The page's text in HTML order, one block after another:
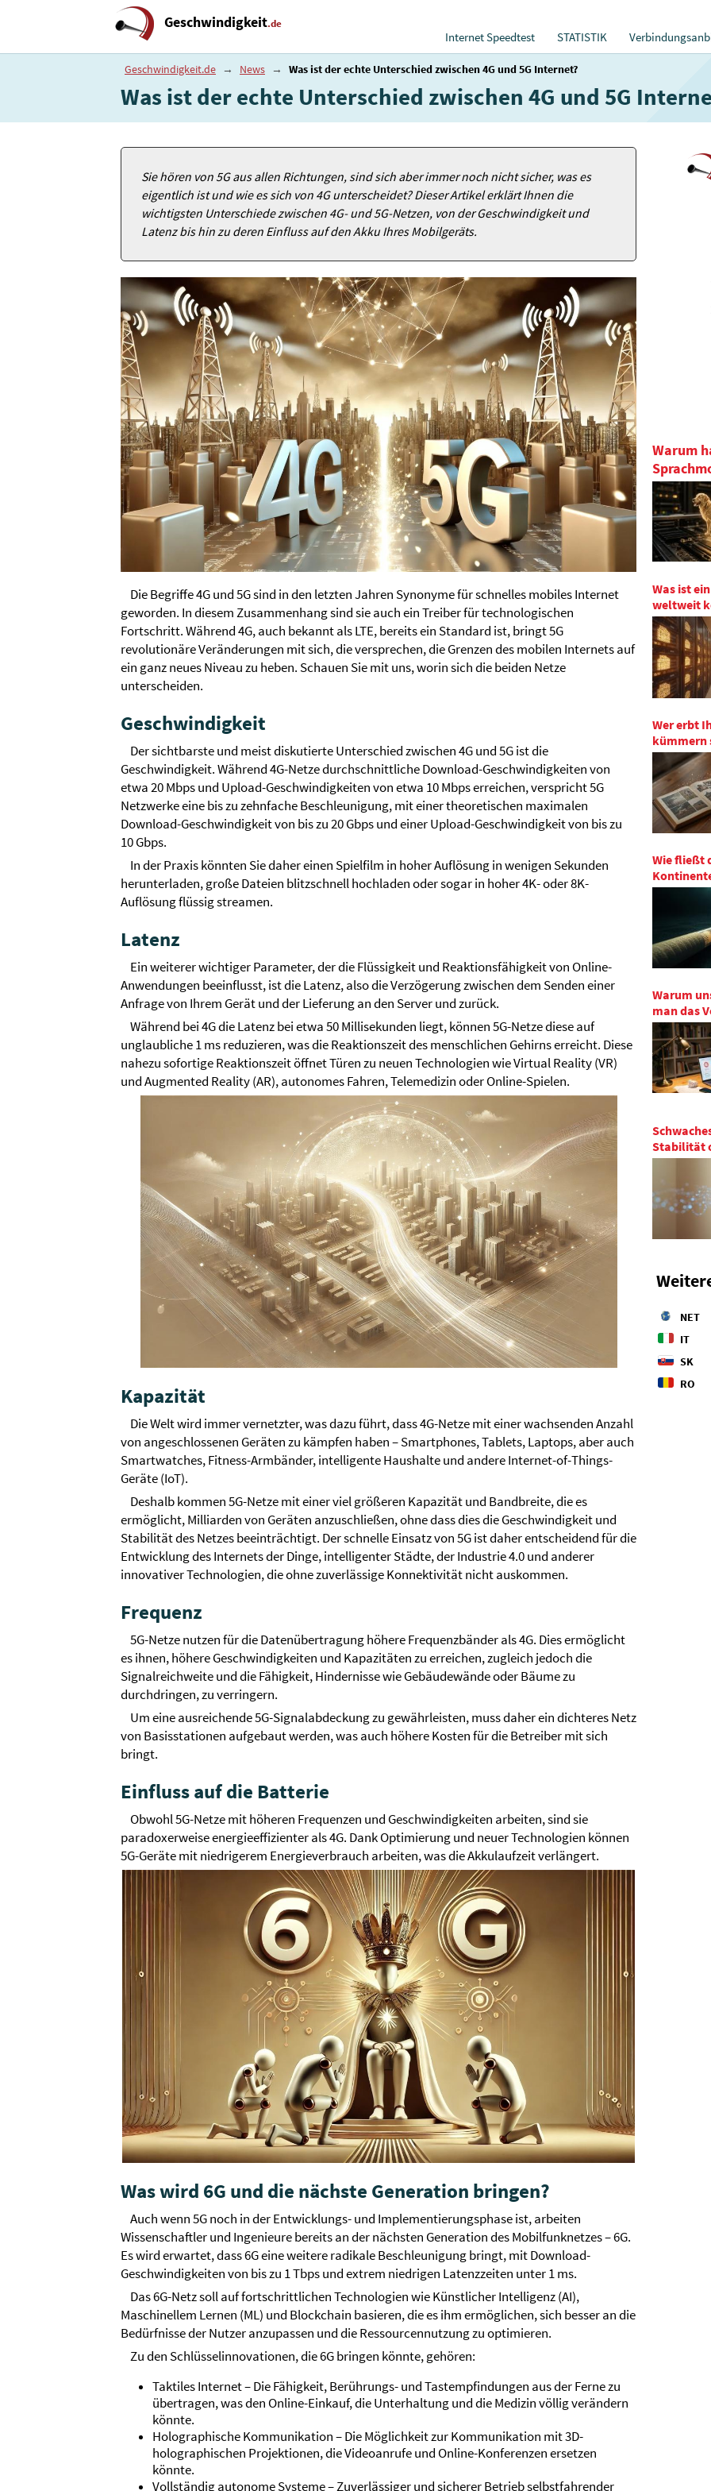
Geschwindigkeit.de
Internet Speedtest STATISTIK
Geschwindigkeit.de → News → Was ist der echte Unterschied zwischen 4G und 5G Internet?
Was ist der echte Unterschied zwischen 4G und 5G
Sie hören von 5G aus allen Richtungen, sind sich aber immer noch nicht sicher, was es
eigentlich ist und wie es sich von 4G unterscheidet? Dieser Artikel erklärt Ihnen die
wichtigsten Unterschiede zwischen 4G- und 5G-Netzen, von der Geschwindigkeit und
Latenz bis hin zu deren Einfluss auf den Akku Ihres Mobilgeräts.
Die Begriffe 4G und 5G sind in den letzten Jahren Synonyme für schnelles mobiles Internet
geworden. In diesem Zusammenhang sind sie auch ein Treiber für technologischen
Fortschritt. Während 4G, auch bekannt als LTE, bereits ein Standard ist, bringt 5G
revolutionäre Veränderungen mit sich, die versprechen, die Grenzen des mobilen Internets auf
ein ganz neues Niveau zu heben. Schauen Sie mit uns, worin sich die beiden Netze
unterscheiden.
Geschwindigkeit
Der sichtbarste und meist diskutierte Unterschied zwischen 4G und 5G ist die
Geschwindigkeit. Während 4G-Netze durchschnittliche Download-Geschwindigkeiten von
etwa 20 Mbps und Upload-Geschwindigkeiten von etwa 10 Mbps erreichen, verspricht 5G
Netzwerke eine bis zu zehnfache Beschleunigung, mit einer theoretischen maximalen
Download-Geschwindigkeit von bis zu 20 Gbps und einer Upload-Geschwindigkeit von bis zu
10 Gbps.
In der Praxis könnten Sie daher einen Spielfilm in hoher Auflösung in wenigen Sekunden
herunterladen, große Dateien blitzschnell hochladen oder sogar in hoher 4K- oder 8K-
Auflösung flüssig streamen.
Latenz
Ein weiterer wichtiger Parameter, der die Flüssigkeit und Reaktionsfähigkeit von Online-
Anwendungen beeinflusst, ist die Latenz, also die Verzögerung zwischen dem Senden einer
Anfrage von Ihrem Gerät und der Lieferung an den Server und zurück.
Während bei 4G die Latenz bei etwa 50 Millisekunden liegt, können 5G-Netze diese auf
unglaubliche 1 ms reduzieren, was die Reaktionszeit des menschlichen Gehirns erreicht. Diese
nahezu sofortige Reaktionszeit öffnet Türen zu neuen Technologien wie Virtual Reality (VR)
und Augmented Reality (AR), autonomes Fahren, Telemedizin oder Online-Spielen.
Kapazität
Die Welt wird immer vernetzter, was dazu führt, dass 4G-Netze mit einer wachsenden Anzahl
von angeschlossenen Geräten zu kämpfen haben – Smartphones, Tablets, Laptops, aber auch
Smartwatches, Fitness-Armbänder, intelligente Haushalte und andere Internet-of-Things-
Geräte (IoT).
Deshalb kommen 5G-Netze mit einer viel größeren Kapazität und Bandbreite, die es
ermöglicht, Milliarden von Geräten anzuschließen, ohne dass dies die Geschwindigkeit und
Stabilität des Netzes beeinträchtigt. Der schnelle Einsatz von 5G ist daher entscheidend für die
Entwicklung des Internets der Dinge, intelligenter Städte, der Industrie 4.0 und anderer
innovativer Technologien, die ohne zuverlässige Konnektivität nicht auskommen.
Frequenz
5G-Netze nutzen für die Datenübertragung höhere Frequenzbänder als 4G. Dies ermöglicht
es ihnen, höhere Geschwindigkeiten und Kapazitäten zu erreichen, zugleich jedoch die
Signalreichweite und die Fähigkeit, Hindernisse wie Gebäudewände oder Bäume zu
durchdringen, zu verringern.
Um eine ausreichende 5G-Signalabdeckung zu gewährleisten, muss daher ein dichteres Netz
von Basisstationen aufgebaut werden, was auch höhere Kosten für die Betreiber mit sich
bringt.
Einfluss auf die Batterie
Obwohl 5G-Netze mit höheren Frequenzen und Geschwindigkeiten arbeiten, sind sie
paradoxerweise energieeffizienter als 4G. Dank Optimierung und neuer Technologien können
5G-Geräte mit niedrigerem Energieverbrauch arbeiten, was die Akkulaufzeit verlängert.
Was wird 6G und die nächste Generation bringen?
Auch wenn 5G noch in der Entwicklungs- und Implementierungsphase ist, arbeiten
Wissenschaftler und Ingenieure bereits an der nächsten Generation des Mobilfunknetzes – 6G.
Es wird erwartet, dass 6G eine weitere radikale Beschleunigung bringt, mit Download-
Geschwindigkeiten von bis zu 1 Tbps und extrem niedrigen Latenzzeiten unter 1 ms.
Das 6G-Netz soll auf fortschrittlichen Technologien wie Künstlicher Intelligenz (AI),
Maschinellem Lernen (ML) und Blockchain basieren, die es ihm ermöglichen, sich besser an die
Bedürfnisse der Nutzer anzupassen und die Ressourcennutzung zu optimieren.
Zu den Schlüsselinnovationen, die 6G bringen könnte, gehören:
Taktiles Internet –⁠⁠⁠⁠⁠⁠ Die Fähigkeit, Berührungs- und Tastempfindungen aus der Ferne zu
übertragen, was den Online-Einkauf, die Unterhaltung und die Medizin völlig verändern
könnte.
Holographische Kommunikation –⁠⁠⁠⁠⁠⁠ Die Möglichkeit zur Kommunikation mit 3D-
holographischen Projektionen, die Videoanrufe und Online-Konferenzen ersetzen
könnte.
Vollständig autonome Systeme –⁠⁠⁠⁠⁠⁠ Zuverlässiger und sicherer Betrieb selbstfahrender
Warum
Was ist
weltweit
Wer erbt
kümmern
Wie fließt
Warum
man das
Stabilität
NET
IT
SK
RO